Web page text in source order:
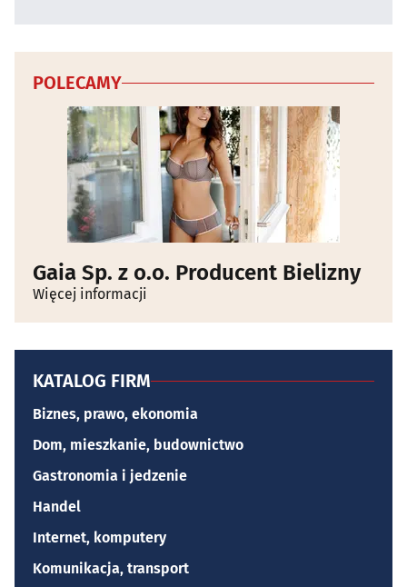
POLECAMY
Gaia Sp. z o.o. Producent Bielizny
Więcej informacji
KATALOG FIRM
Biznes, prawo, ekonomia
Dom, mieszkanie, budownictwo
Gastronomia i jedzenie
Handel
Internet, komputery
Komunikacja, transport